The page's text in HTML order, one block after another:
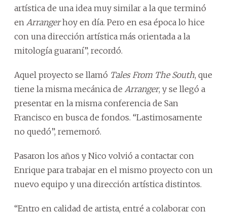
artística de una idea muy similar a la que terminó
en Arrangerhoy en día. Pero en esa época lo hice
con una dirección artística más orientada a la
mitología guaraní”, recordó.
Aquel proyecto se llamó Tales From The South, que
tiene la misma mecánica de Arranger, y se llegó a
presentar en la misma conferencia de San
Francisco en busca de fondos. “Lastimosamente
no quedó”, rememoró.
Pasaron los años y Nico volvió a contactar con
Enrique para trabajar en el mismo proyecto con un
nuevo equipo y una dirección artística distintos.
“Entro en calidad de artista, entré a colaborar con